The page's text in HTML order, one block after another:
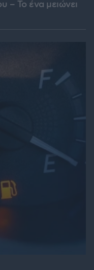
– Το ένα μειώνει